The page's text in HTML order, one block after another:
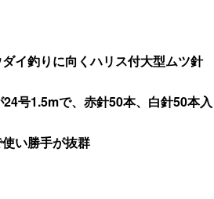
イ釣りに向くハリス付大型ムツ針
号1.5mで、赤針50本、白針50本入
い勝手が抜群